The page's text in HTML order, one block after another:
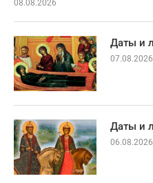
08.08.2026
Даты и
07.08.2026
Даты и
06.08.2026